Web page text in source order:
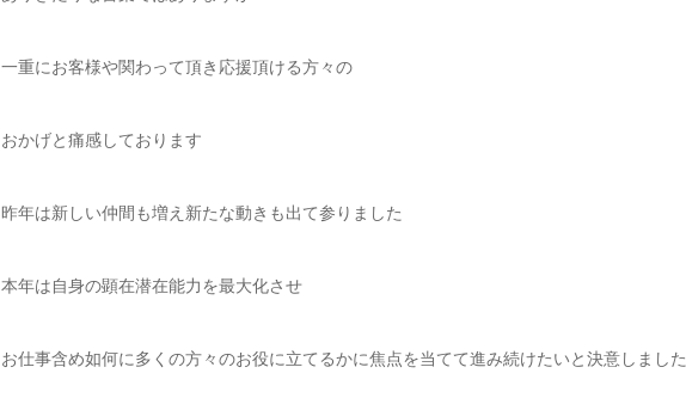
一重にお客様や関わって頂き応援頂ける方々の
おかげと痛感しております
昨年は新しい仲間も増え新たな動きも出て参りました
本年は自身の顕在潜在能力を最大化させ
お仕事含め如何に多くの方々のお役に立てるかに焦点を当てて進み続けたいと決意しました